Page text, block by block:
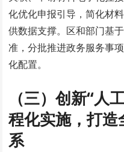
化优化申报引导，简化材
供数据支撑。区和部门基
准，分批推进政务服务事
化配置。
（三）创新“人
程化实施，打
系